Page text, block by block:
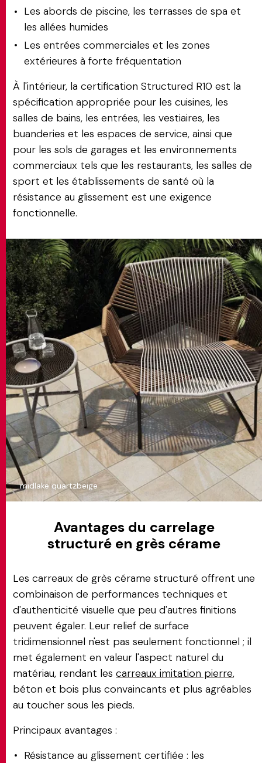
midlake quartzbeige
Les abords de piscine, les terrasses de spa et
les allées humides
Les entrées commerciales et les zones
extérieures à forte fréquentation
À l'intérieur, la certification Structured R10 est la
spécification appropriée pour les cuisines, les
salles de bains, les entrées, les vestiaires, les
buanderies et les espaces de service, ainsi que
pour les sols de garages et les environnements
commerciaux tels que les restaurants, les salles de
sport et les établissements de santé où la
résistance au glissement est une exigence
fonctionnelle.
Avantages du carrelage
structuré en grès cérame
Les carreaux de grès cérame structuré offrent une
combinaison de performances techniques et
d'authenticité visuelle que peu d'autres finitions
peuvent égaler. Leur relief de surface
tridimensionnel n'est pas seulement fonctionnel ; il
met également en valeur l'aspect naturel du
matériau, rendant les carreaux imitation pierre,
béton et bois plus convaincants et plus agréables
au toucher sous les pieds.
Principaux avantages :
Résistance au glissement certifiée : les